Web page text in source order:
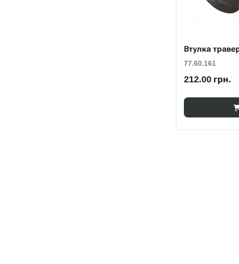
Втулка
77.60.161
212.00 грн.